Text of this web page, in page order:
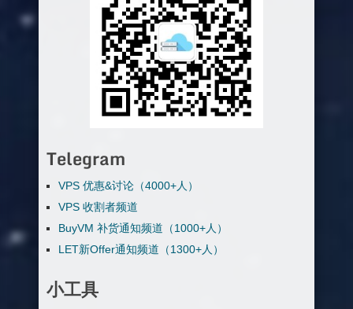
Telegram
VPS 优惠&讨论（4000+人）
VPS 收割者频道
BuyVM 补货通知频道（1000+人）
LET新Offer通知频道（1300+人）
小工具